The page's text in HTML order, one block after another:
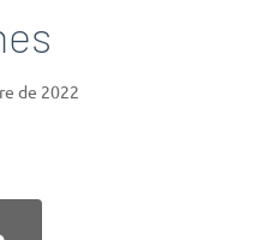
de 2022